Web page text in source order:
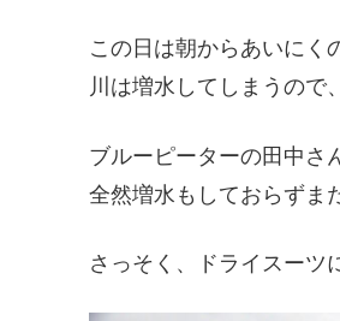
この日は朝からあいにく
川は増水してしまうので
ブルーピーターの田中さ
全然増水もしておらずま
さっそく、ドライスーツ